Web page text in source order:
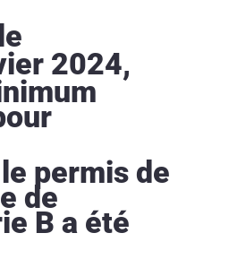
2024,
permis de
de
B a été